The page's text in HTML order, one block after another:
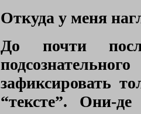
Откуда у меня
До почти
зафиксировать
“тексте”. Они-